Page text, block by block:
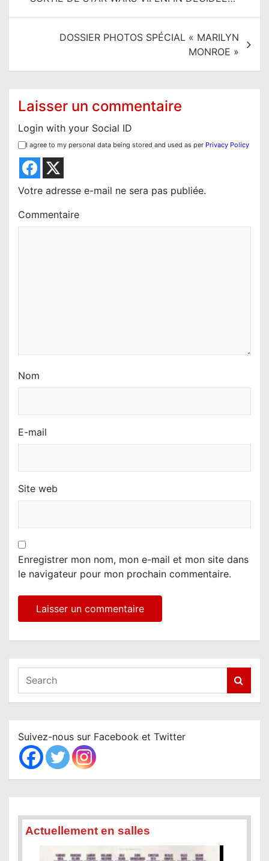
d
DOSSIER PHOTOS SPÉCIAL « MARILYN
MONROE »
Laisser un commentaire
Login with your Social ID
I agree to my personal data being stored and used as per Privacy Policy
Votre adresse e-mail ne sera pas publiée.
Commentaire
Nom
E-mail
Site web
Enregistrer mon nom, mon e-mail et mon site dans
le navigateur pour mon prochain commentaire.
a
c
h
Suivez-nous sur Facebook et Twitter
Actuellement en salles